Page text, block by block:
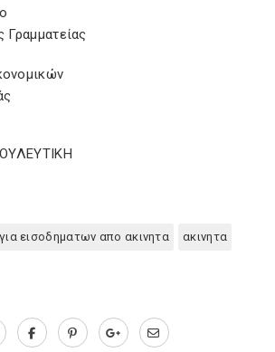
Γραμματείας
εισοδηματων απο ακινητα ακινητα